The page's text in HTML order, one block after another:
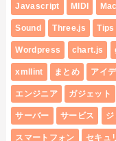
Javascript MIDI Mac
Sound Three.js Tips
Wordpress chart.js
xmllint まとめ アイ
エンジニア ガジェット
サーバー サービス ジ
スマートフォン セキュ